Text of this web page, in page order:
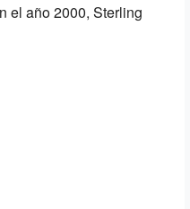
el año 2000, Sterling